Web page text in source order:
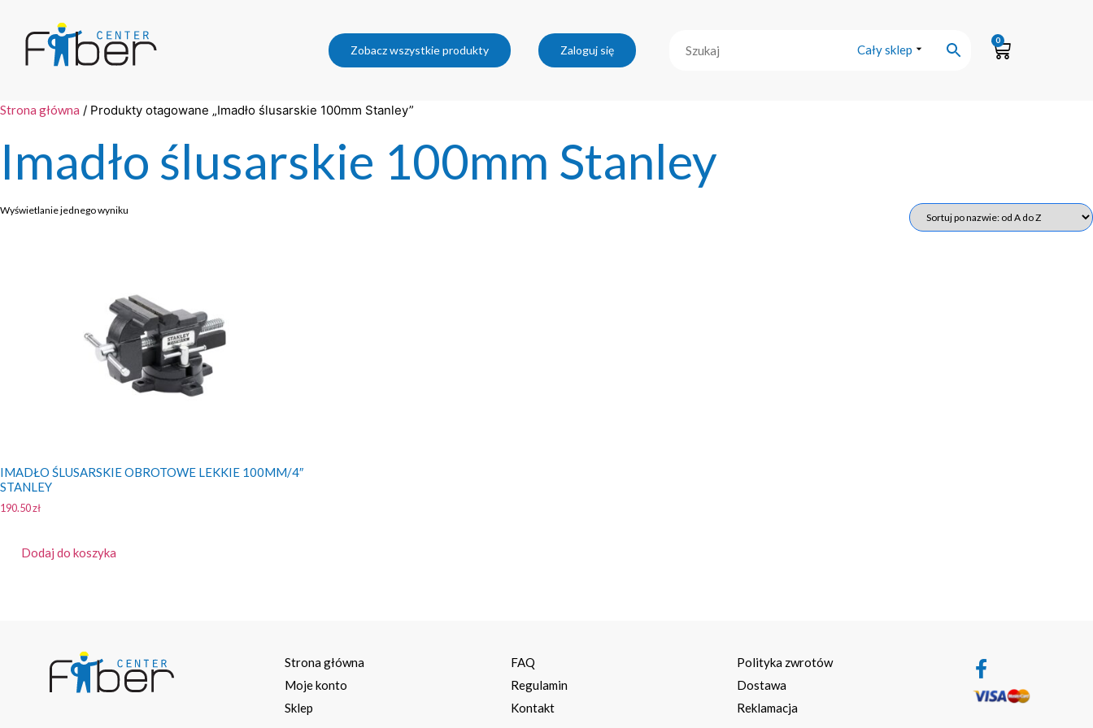
Zobacz wszystkie produkty Zaloguj się Cały sklep
0
Strona główna / Produkty otagowane „Imadło ślusarskie 100mm Stanley”
Imadło ślusarskie 100mm Stanley
Wyświetlanie jednego wyniku
IMADŁO ŚLUSARSKIE OBROTOWE LEKKIE 100MM/4″
STANLEY
190.50zł
Dodaj do koszyka
Strona główna
Moje konto
Sklep
FAQ
Regulamin
Kontakt
Polityka zwrotów
Dostawa
Reklamacja